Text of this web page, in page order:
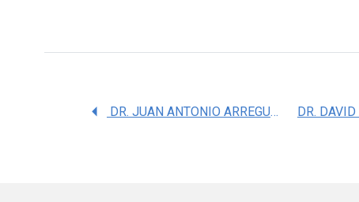
DR. JUAN ANTONIO ARREGUIN CANO